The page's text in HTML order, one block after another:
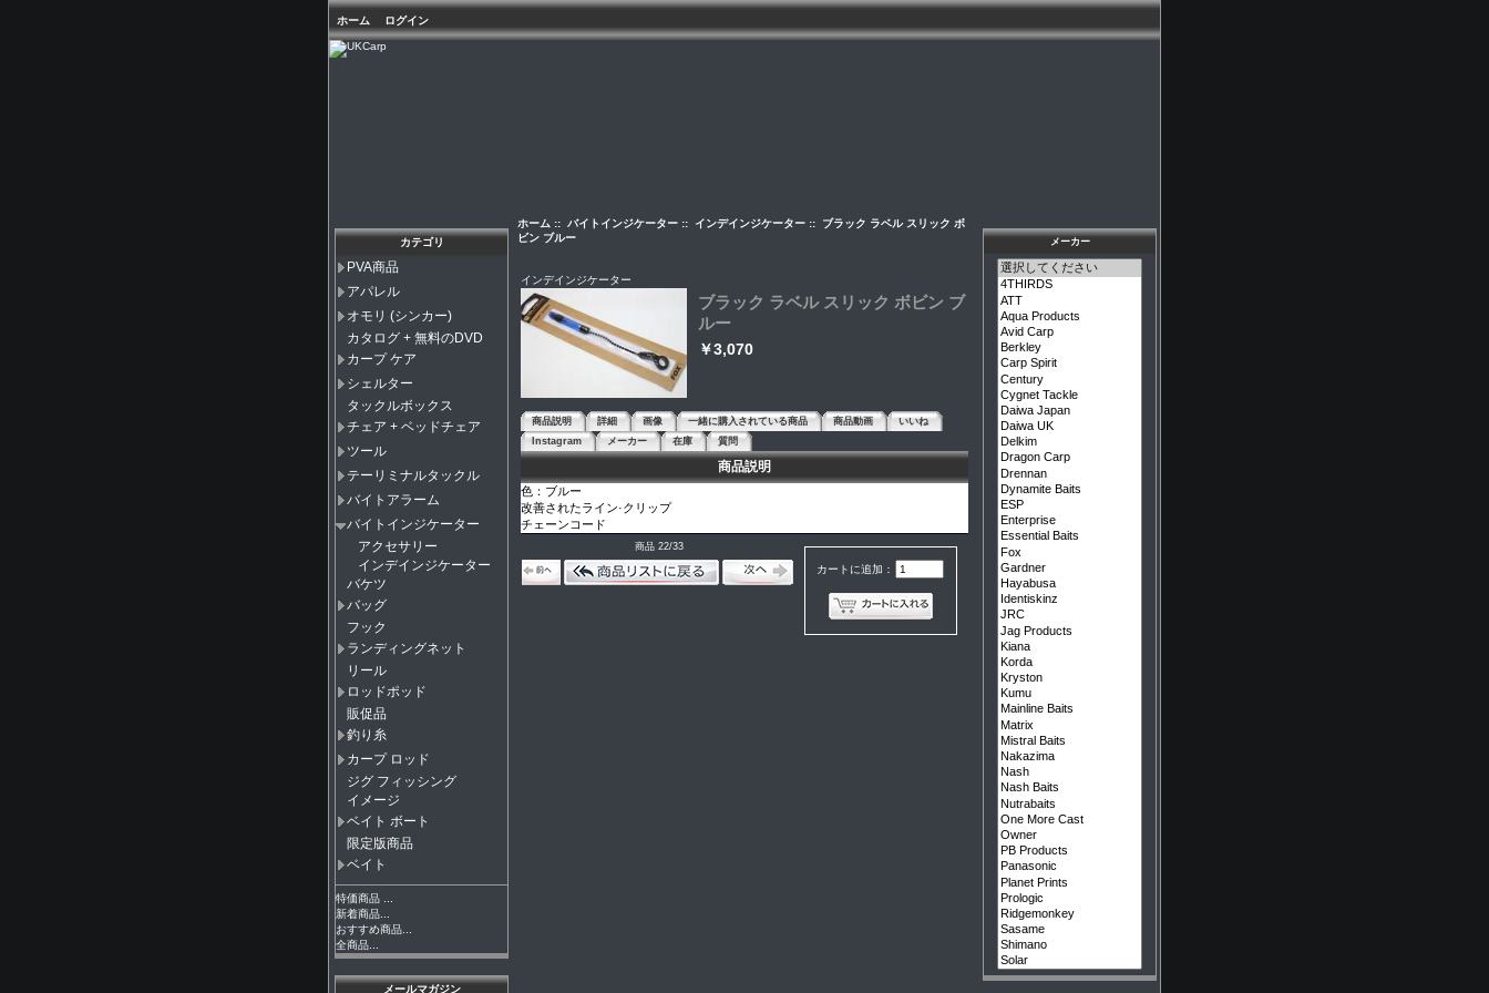
ホーム ログイン
カテゴリ
PVA商品
アパレル
オモリ (シンカー)
カタログ + 無料のDVD
カープ ケア
シェルター
タックルボックス
チェア + ベッドチェア
ツール
テーリミナルタックル
バイトアラーム
バイトインジケーター
アクセサリー
インデインジケーター
バケツ
バッグ
フック
ランディングネット
リール
ロッドポッド
販促品
釣り糸
カープ ロッド
ジグ フィッシング
イメージ
ベイト ボート
限定版商品
ベイト
特価商品 ...
新着商品...
おすすめ商品...
全商品...
メールマガジン
ホーム :: バイトインジケーター:: インデインジケーター:: ブラック ラベル スリック ボ
ビン ブルー
インデインジケーター
ブラック ラベル スリック ボビン ブ
ルー
￥3,070
商品説明 詳細 画像 一緒に購入されている商品 商品動画
いいね
Instagram
メーカー 在庫 質問
商品説明
色：ブルー
改善されたライン·クリップ
チェーンコード
カートに追加：
商品 22/33
メーカー
メーカーを選択